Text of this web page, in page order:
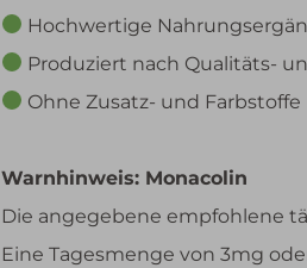
Hochwertige
Produziert nach Qualitäts-
Ohne Zusatz- und Farbstoffe
Warnhinweis: Monacolin
Die angegebene empfohlene
Eine Tagesmenge von 3mg